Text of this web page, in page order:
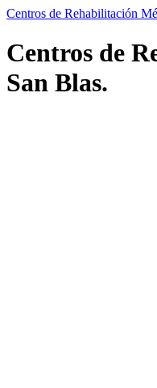
Centros de Rehabilitación
Centros de
San Blas.